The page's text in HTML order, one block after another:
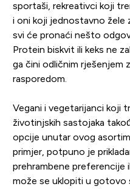
sportaši, rekreativci koji
i oni koji jednostavno žele
svi će pronaći nešto
Protein biskvit ili keks ne
ga čini odličnim rješenjem
rasporedom.
Vegani i vegetarijanci koji
životinjskih sastojaka
opcije unutar ovog
primjer, potpuno je
prehrambene preferencije
može se uklopiti u gotovo